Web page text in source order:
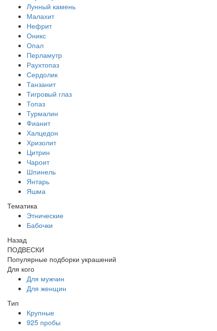
Лунный камень
Малахит
Нефрит
Оникс
Опал
Перламутр
Раухтопаз
Сердолик
Танзанит
Тигровый глаз
Топаз
Турмалин
Фианит
Халцедон
Хризолит
Цитрин
Чароит
Шпинель
Янтарь
Яшма
Тематика
Этнические
Бабочки
Назад
ПОДВЕСКИ
Популярные подборки украшений
Для кого
Для мужчин
Для женщин
Тип
Крупные
925 пробы